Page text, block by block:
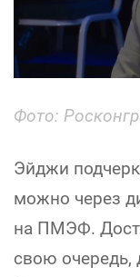
Фото:
Эйджи
можно через
на ПМЭФ.
свою очередь,